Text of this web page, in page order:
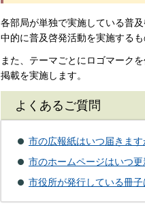
各部局が単独で実施している普
中的に普及啓発活動を実施するも
また、テーマごとにロゴマーク
掲載を実施します。
よくあるご質問
市の広報紙はいつ届きます
市のホームページはいつ更
市役所が発行している冊子